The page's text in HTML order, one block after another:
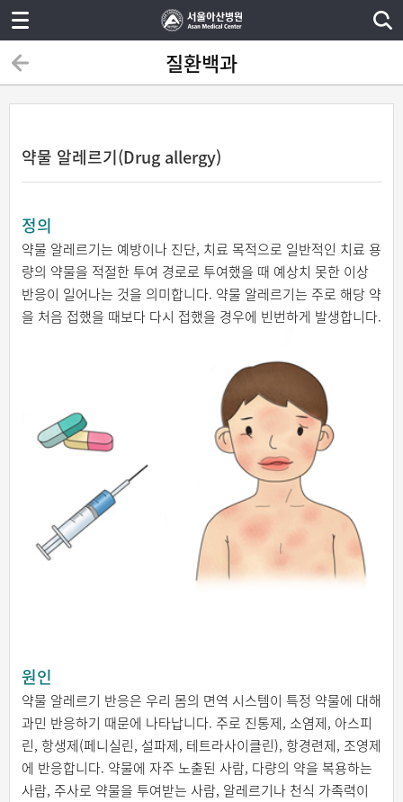
질환백과
약물 알레르기(Drug allergy)
정의
약물 알레르기는 예방이나 진단, 치료 목적으로 일반적인 치료 용
량의 약물을 적절한 투여 경로로 투여했을 때 예상치 못한 이상
반응이 일어나는 것을 의미합니다. 약물 알레르기는 주로 해당 약
을 처음 접했을 때보다 다시 접했을 경우에 빈번하게 발생합니다.
원인
약물 알레르기 반응은 우리 몸의 면역 시스템이 특정 약물에 대해
과민 반응하기 때문에 나타납니다. 주로 진통제, 소염제, 아스피
린, 항생제(페니실린, 설파제, 테트라사이클린), 항경련제, 조영제
에 반응합니다. 약물에 자주 노출된 사람, 다량의 약을 복용하는
사람, 주사로 약물을 투여받는 사람, 알레르기나 천식 가족력이